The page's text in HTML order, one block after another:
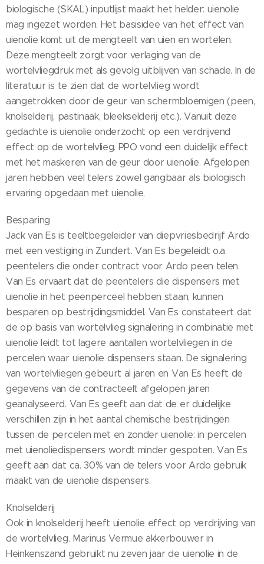
biologische (SKAL) inputlijst maakt het helder: uienolie
mag ingezet worden. Het basisidee van het effect van
uienolie komt uit de mengteelt van uien en wortelen.
Deze mengteelt zorgt voor verlaging van de
wortelvliegdruk met als gevolg uitblijven van schade. In de
literatuur is te zien dat de wortelvlieg wordt
aangetrokken door de geur van schermbloemigen (peen,
knolselderij, pastinaak, bleekselderij etc.). Vanuit deze
gedachte is uienolie onderzocht op een verdrijvend
effect op de wortelvlieg. PPO vond een duidelijk effect
met het maskeren van de geur door uienolie. Afgelopen
jaren hebben veel telers zowel gangbaar als biologisch
ervaring opgedaan met uienolie.
Besparing
Jack van Es is teeltbegeleider van diepvriesbedrijf Ardo
met een vestiging in Zundert. Van Es begeleidt o.a.
peentelers die onder contract voor Ardo peen telen.
Van Es ervaart dat de peentelers die dispensers met
uienolie in het peenperceel hebben staan, kunnen
besparen op bestrijdingsmiddel. Van Es constateert dat
de op basis van wortelvlieg signalering in combinatie met
uienolie leidt tot lagere aantallen wortelvliegen in de
percelen waar uienolie dispensers staan. De signalering
van wortelvliegen gebeurt al jaren en Van Es heeft de
gegevens van de contracteelt afgelopen jaren
geanalyseerd. Van Es geeft aan dat de er duidelijke
verschillen zijn in het aantal chemische bestrijdingen
tussen de percelen met en zonder uienolie: in percelen
met uienoliedispensers wordt minder gespoten. Van Es
geeft aan dat ca. 30% van de telers voor Ardo gebruik
maakt van de uienolie dispensers.
Knolselderij
Ook in knolselderij heeft uienolie effect op verdrijving van
de wortelvlieg. Marinus Vermue akkerbouwer in
Heinkenszand gebruikt nu zeven jaar de uienolie in de